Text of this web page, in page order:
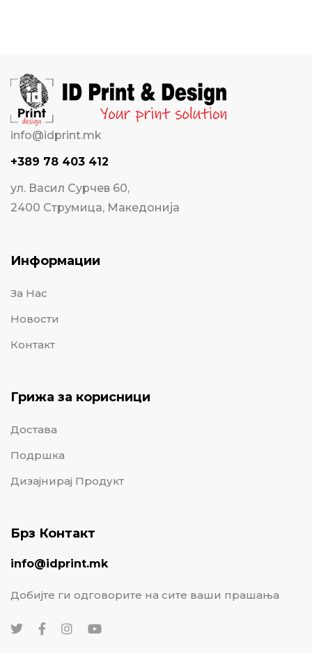
info@idprint.mk
+389 78 403 412
ул. Васил Сурчев 60,
2400 Струмица, Македонија
Информации
За Нас
Новости
Контакт
Грижа за корисници
Достава
Подршка
Дизајнирај Продукт
Брз Контакт
info@idprint.mk
Добијте ги одговорите на сите ваши прашања